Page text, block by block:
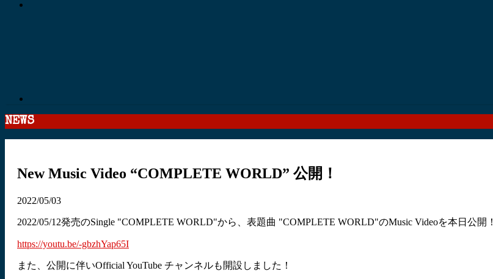
NEWS
New Music Video “COMPLETE WORLD” 公開！
2022/05/03
2022/05/12発売のSingle "COMPLETE WORLD"から、表題曲 "COMPLETE WORLD"のMusic Videoを本日公開！
https://youtu.be/-gbzhYap65I
また、公開に伴いOfficial YouTube チャンネルも開設しました！